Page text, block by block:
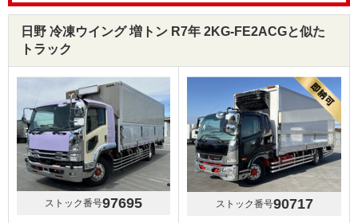
日野 冷凍ウイング 増トン R7年 2KG-FE2ACGと似た
トラック
ストック番号97695 ストック番号90717